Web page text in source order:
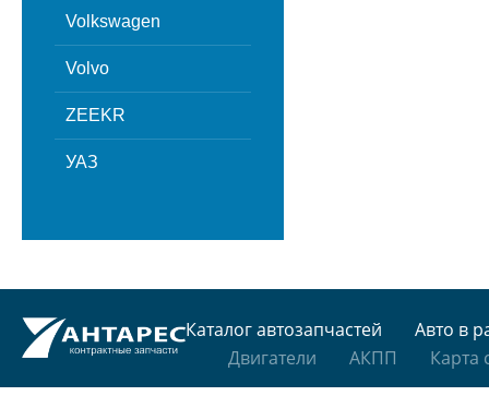
Volkswagen
Volvo
ZEEKR
УАЗ
Каталог автозапчастей
Авто в
Двигатели
АКПП Карта